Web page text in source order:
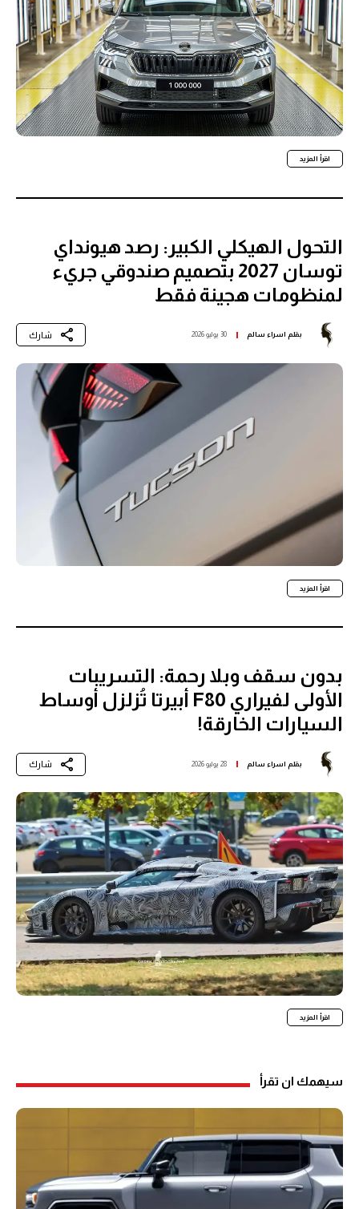
اقرأ المزيد
التحول الهيكلي الكبير: رصد هيونداي
توسان 2027 بتصميم صندوقي جريء
لمنظومات هجينة فقط
بقلم اسراء سالم 30 يوليو 2026 شارك
اقرأ المزيد
بدون سقف وبلا رحمة: التسريبات
الأولى لفيراري F80 أبيرتا تُزلزل أوساط
السيارات الخارقة!
بقلم اسراء سالم 28 يوليو 2026 شارك
اقرأ المزيد
سيهمك ان تقرأ